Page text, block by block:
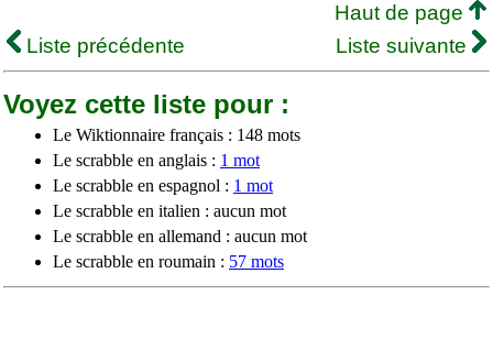
Haut de page
Liste précédente
Liste suivante
Voyez cette liste pour :
Le Wiktionnaire français : 148 mots
Le scrabble en anglais : 1 mot
Le scrabble en espagnol : 1 mot
Le scrabble en italien : aucun mot
Le scrabble en allemand : aucun mot
Le scrabble en roumain : 57 mots